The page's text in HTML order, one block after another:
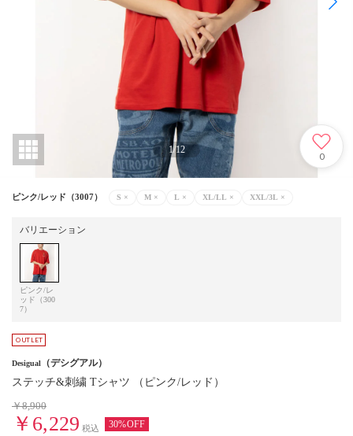
1/12
0
ピンク/レッド（3007） S × M × L × XL/LL × XXL/3L ×
バリエーション
ピンク/レ
ッド（300
7）
Desigual （デシグアル）
ステッチ&刺繍 Tシャツ （ピンク/レッド）
￥8,900
￥6,229 税込 30%OFF